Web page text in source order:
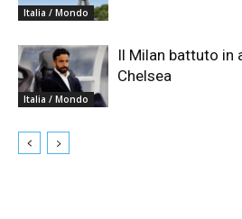
Italia / Mondo
Italia / Mondo
Il Milan battuto in
Chelsea